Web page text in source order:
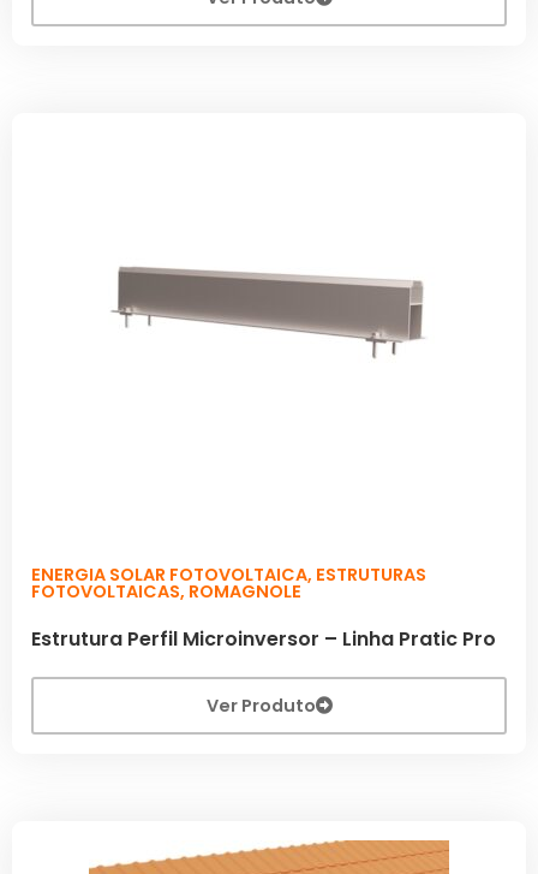
ENERGIA SOLAR FOTOVOLTAICA, ESTRUTURAS
FOTOVOLTAICAS, ROMAGNOLE
Estrutura Perfil Microinversor – Linha Pratic Pro
Ver Produto